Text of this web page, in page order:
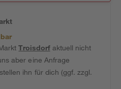
Troisdorfaktuell nicht
aber eine Anfrage
ihn für dich (ggf. zzgl.